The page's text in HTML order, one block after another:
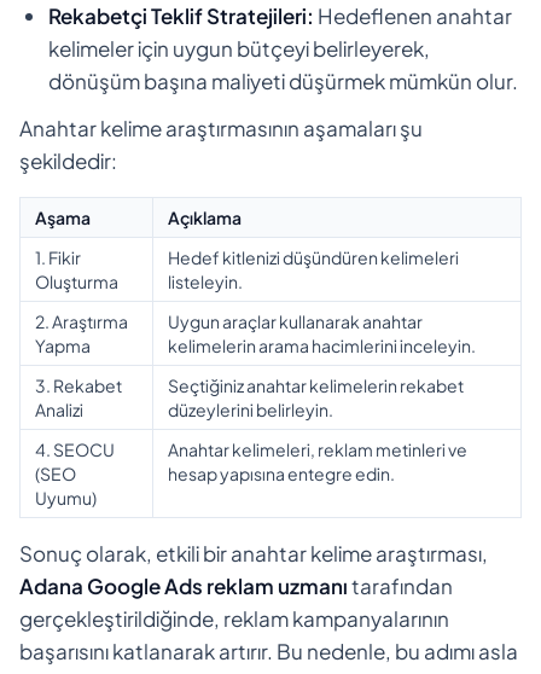
Rekabetçi Teklif Stratejileri: Hedeflenen anahtar
kelimeler için uygun bütçeyi belirleyerek,
dönüşüm başına maliyeti düşürmek mümkün olur.
Anahtar kelime araştırmasının aşamaları şu
şekildedir:
Aşama
Açıklama
1. Fikir
Oluşturma
Hedef kitlenizi düşündüren kelimeleri
listeleyin.
2. Araştırma
Yapma
Uygun araçlar kullanarak anahtar
kelimelerin arama hacimlerini inceleyin.
3. Rekabet
Analizi
Seçtiğiniz anahtar kelimelerin rekabet
düzeylerini belirleyin.
4. SEOCU
(SEO
Uyumu)
Anahtar kelimeleri, reklam metinleri ve
hesap yapısına entegre edin.
Sonuç olarak, etkili bir anahtar kelime araştırması,
Adana Google Ads reklam uzmanıtarafından
gerçekleştirildiğinde, reklam kampanyalarının
başarısını katlanarak artırır. Bu nedenle, bu adımı asla